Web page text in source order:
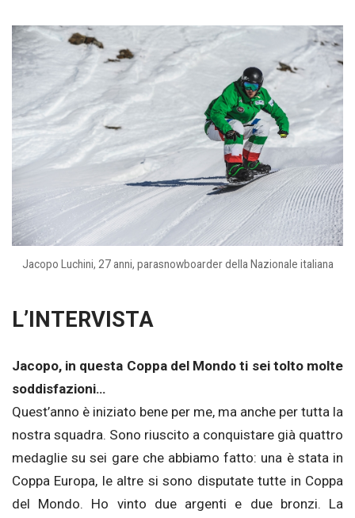
Jacopo Luchini, 27 anni, parasnowboarder della Nazionale italiana
L’INTERVISTA
Jacopo, in questa Coppa del Mondo ti sei tolto molte
soddisfazioni…
Quest’anno è iniziato bene per me, ma anche per tutta la
nostra squadra. Sono riuscito a conquistare già quattro
medaglie su sei gare che abbiamo fatto: una è stata in
Coppa Europa, le altre si sono disputate tutte in Coppa
del Mondo. Ho vinto due argenti e due bronzi. La